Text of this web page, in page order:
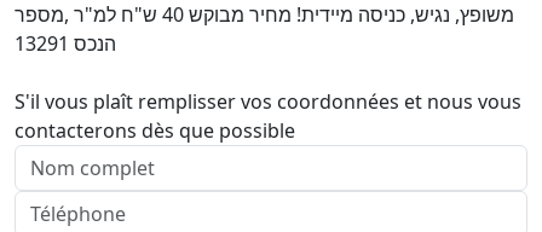
משופץ, נגיש, כניסה מיידית! מחיר מבוקש 40 ש"ח למ"ר ,מספר
הנכס 13291
S'il vous plaît remplisser vos coordonnées et nous vous
contacterons dès que possible